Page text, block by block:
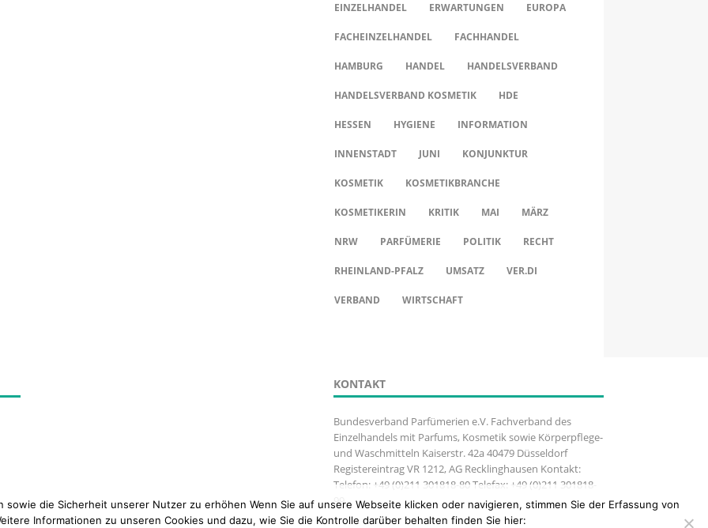
EINZELHANDEL ERWARTUNGEN EUROPA
FACHEINZELHANDEL FACHHANDEL
HAMBURG HANDEL HANDELSVERBAND
HANDELSVERBAND KOSMETIK HDE
HESSEN HYGIENE INFORMATION
INNENSTADT JUNI KONJUNKTUR
KOSMETIK KOSMETIKBRANCHE
KOSMETIKERIN KRITIK MAI MÄRZ
NRW PARFÜMERIE POLITIK RECHT
RHEINLAND-PFALZ UMSATZ VER.DI
VERBAND WIRTSCHAFT
KONTAKT
Bundesverband Parfümerien e.V. Fachverband des
Einzelhandels mit Parfums, Kosmetik sowie Körperpflege-
und Waschmitteln Kaiserstr. 42a 40479 Düsseldorf
Registereintrag VR 1212, AG Recklinghausen Kontakt:
Telefon: +49 (0)211 301818-80 Telefax: +49 (0)211 301818-
99
die Sicherheit unserer Nutzer zu erhöhen Wenn Sie auf unsere Webseite klicken oder navigieren, stimmen Sie der Erfassung von
Informationen zu unseren Cookies und dazu, wie Sie die Kontrolle darüber behalten finden Sie hier: